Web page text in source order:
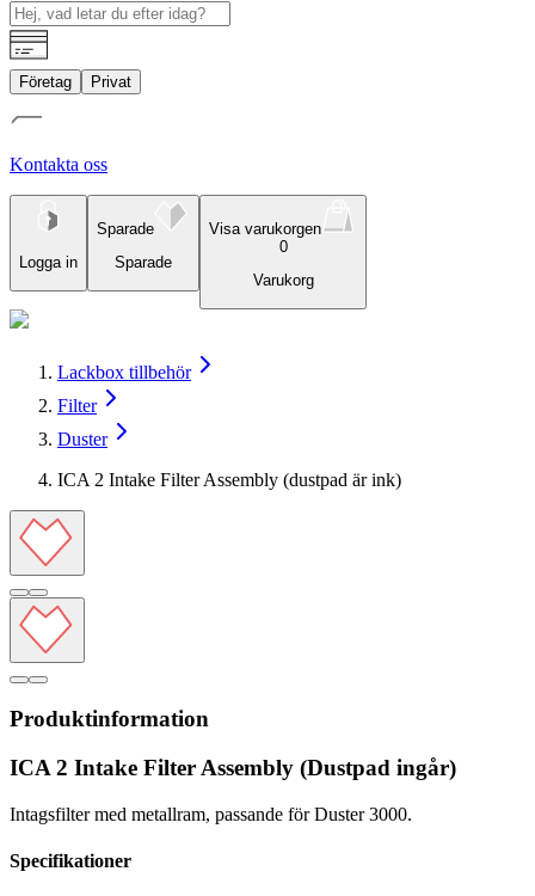
Företag Privat
Kontakta oss
Logga in
Sparade
Sparade
Visa varukorgen
0
Varukorg
Lackbox tillbehör
Filter
Duster
ICA 2 Intake Filter Assembly (dustpad är ink)
Produktinformation
ICA 2 Intake Filter Assembly (Dustpad ingår)
Intagsfilter med metallram, passande för Duster 3000.
Specifikationer